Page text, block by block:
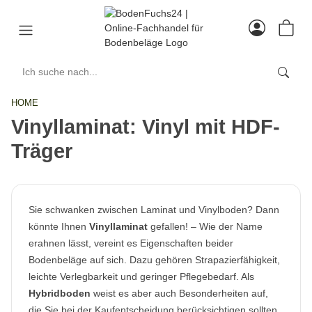
HOME
Vinyllaminat: Vinyl mit HDF-
Träger
Sie schwanken zwischen Laminat und Vinylboden? Dann
könnte Ihnen Vinyllaminat gefallen! – Wie der Name
erahnen lässt, vereint es Eigenschaften beider
Bodenbeläge auf sich. Dazu gehören Strapazierfähigkeit,
leichte Verlegbarkeit und geringer Pflegebedarf. Als
Hybridboden weist es aber auch Besonderheiten auf,
die Sie bei der Kaufentscheidung berücksichtigen sollten.